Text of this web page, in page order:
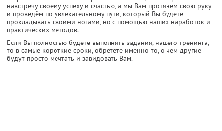
навстречу своему успеху и счастью, а мы Вам протянем свою руку
и проведём по увлекательному пути, который Вы будете
прокладывать своими ногами, но с помощью наших наработок и
практических методов.
Если Вы полностью будете выполнять задания, нашего тренинга,
то в самые короткие сроки, обретёте именно то, о чём другие
будут просто мечтать и завидовать Вам.